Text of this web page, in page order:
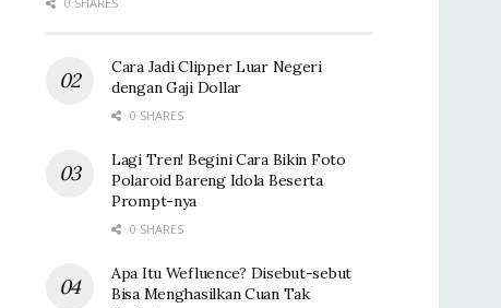
Cara Jadi Clipper Luar Negeri
dengan Gaji Dollar
0 SHARES
Lagi Tren! Begini Cara Bikin Foto
Polaroid Bareng Idola Beserta
Prompt-nya
0 SHARES
Apa Itu Wefluence? Disebut-sebut
Bisa Menghasilkan Cuan Tak